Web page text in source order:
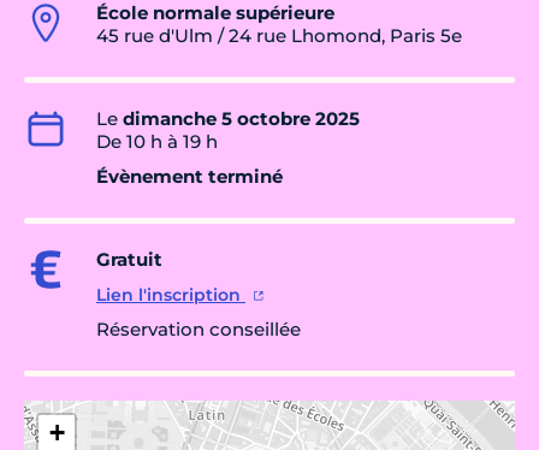
École normale supérieure
45 rue d'Ulm / 24 rue Lhomond, Paris 5e
Le dimanche 5 octobre 2025
De 10 h à 19 h
Évènement terminé
Gratuit
Lien l'inscription
Réservation conseillée
+